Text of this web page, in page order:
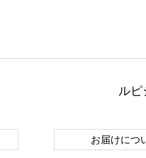
ル
お届けにつ